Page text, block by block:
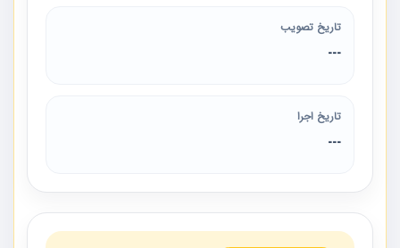
تاریخ تصویب
---
تاریخ اجرا
---